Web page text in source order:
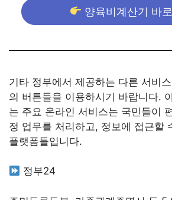
양육비계산기 바
기타 정부에서 제공하는 다른 서비
의 버튼들을 이용하시기 바랍니다.
는 주요 온라인 서비스는 국민들이
정 업무를 처리하고, 정보에 접근할
플랫폼들입니다.
정부24